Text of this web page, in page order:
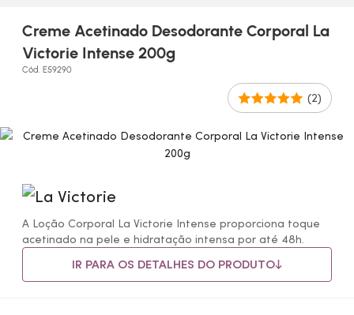
Creme Acetinado Desodorante Corporal La
Victorie Intense 200g
Cód. E59290
(2)
A Loção Corporal La Victorie Intense proporciona toque
acetinado na pele e hidratação intensa por até 48h.
IR PARA OS DETALHES DO PRODUTO